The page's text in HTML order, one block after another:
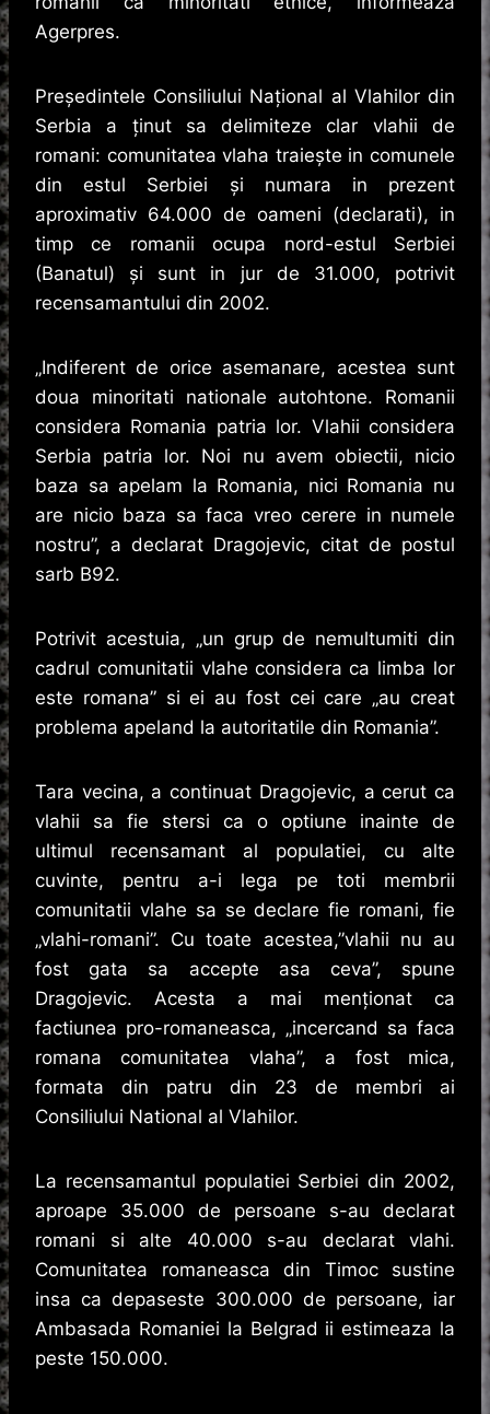
Agerpres.
Președintele Consiliului Național al Vlahilor din
Serbia a ținut sa delimiteze clar vlahii de
romani: comunitatea vlaha traiește in comunele
din estul Serbiei și numara in prezent
aproximativ 64.000 de oameni (declarati), in
timp ce romanii ocupa nord-estul Serbiei
(Banatul) și sunt in jur de 31.000, potrivit
recensamantului din 2002.
„Indiferent de orice asemanare, acestea sunt
doua minoritati nationale autohtone. Romanii
considera Romania patria lor. Vlahii considera
Serbia patria lor. Noi nu avem obiectii, nicio
baza sa apelam la Romania, nici Romania nu
are nicio baza sa faca vreo cerere in numele
nostru”, a declarat Dragojevic, citat de postul
sarb B92.
Potrivit acestuia, „un grup de nemultumiti din
cadrul comunitatii vlahe considera ca limba lor
este romana” si ei au fost cei care „au creat
problema apeland la autoritatile din Romania”.
Tara vecina, a continuat Dragojevic, a cerut ca
vlahii sa fie stersi ca o optiune inainte de
ultimul recensamant al populatiei, cu alte
cuvinte, pentru a-i lega pe toti membrii
comunitatii vlahe sa se declare fie romani, fie
„vlahi-romani”. Cu toate acestea,”vlahii nu au
fost gata sa accepte asa ceva”, spune
Dragojevic. Acesta a mai menționat ca
factiunea pro-romaneasca, „incercand sa faca
romana comunitatea vlaha”, a fost mica,
formata din patru din 23 de membri ai
Consiliului National al Vlahilor.
La recensamantul populatiei Serbiei din 2002,
aproape 35.000 de persoane s-au declarat
romani si alte 40.000 s-au declarat vlahi.
Comunitatea romaneasca din Timoc sustine
insa ca depaseste 300.000 de persoane, iar
Ambasada Romaniei la Belgrad ii estimeaza la
peste 150.000.